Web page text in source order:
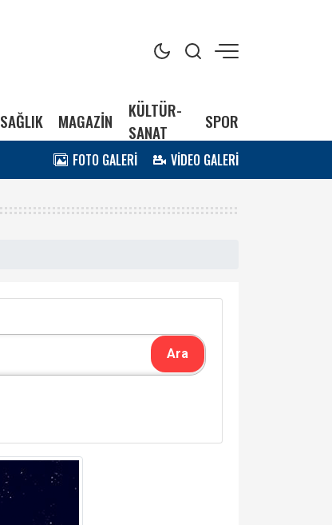
SAĞLIK MAGAZİN
KÜLTÜR-
SANAT
SPOR
FOTO GALERİ VİDEO GALERİ